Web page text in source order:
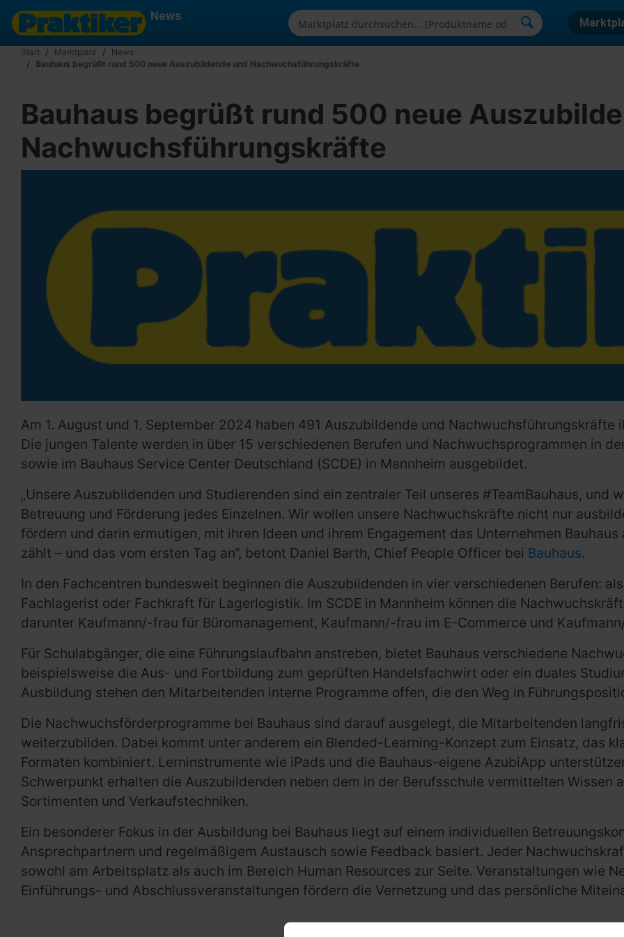
News
Start Marktplatz
News
Bauhaus begrüßt rund 500 neue Auszubildende und Nachwuchsführungskräfte
Bauhaus begrüßt rund 500 neue
Nachwuchsführungskräfte
Am 1. August und 1. September 2024 haben 491 Auszubildende und Nachwuchsführungskräfte
Die jungen Talente werden in über 15 verschiedenen Berufen und Nachwuchsprogrammen in
sowie im Bauhaus Service Center Deutschland (SCDE) in Mannheim ausgebildet.
„Unsere Auszubildenden und Studierenden sind ein zentraler Teil unseres #TeamBauhaus, und
Betreuung und Förderung jedes Einzelnen. Wir wollen unsere Nachwuchskräfte nicht nur
fördern und darin ermutigen, mit ihren Ideen und ihrem Engagement das Unternehmen
zählt – und das vom ersten Tag an“, betont Daniel Barth, Chief People Officer bei Bauhaus.
In den Fachcentren bundesweit beginnen die Auszubildenden in vier verschiedenen Berufen:
Fachlagerist oder Fachkraft für Lagerlogistik. Im SCDE in Mannheim können die
darunter Kaufmann/-frau für Büromanagement, Kaufmann/-frau im E-Commerce und
Für Schulabgänger, die eine Führungslaufbahn anstreben, bietet Bauhaus verschiedene
beispielsweise die Aus- und Fortbildung zum geprüften Handelsfachwirt oder ein duales
Ausbildung stehen den Mitarbeitenden interne Programme offen, die den Weg in
Die Nachwuchsförderprogramme bei Bauhaus sind darauf ausgelegt, die Mitarbeitenden
weiterzubilden. Dabei kommt unter anderem ein Blended-Learning-Konzept zum Einsatz, das
Formaten kombiniert. Lerninstrumente wie iPads und die Bauhaus-eigene AzubiApp
Schwerpunkt erhalten die Auszubildenden neben dem in der Berufsschule vermittelten Wissen
Sortimenten und Verkaufstechniken.
Ein besonderer Fokus in der Ausbildung bei Bauhaus liegt auf einem individuellen
Ansprechpartnern und regelmäßigem Austausch sowie Feedback basiert. Jeder
sowohl am Arbeitsplatz als auch im Bereich Human Resources zur Seite. Veranstaltungen wie
Einführungs- und Abschlussveranstaltungen fördern die Vernetzung und das persönliche